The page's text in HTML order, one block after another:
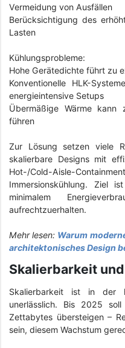
Vermeidung von Ausfällen
Berücksichtigung des
Lasten
Kühlungsprobleme:
Hohe Gerätedichte führt zu
Konventionelle HLK-
energieintensive Setups
Übermäßige Wärme kann
führen
Zur Lösung setzen viele
skalierbare Designs mit
Hot-/Cold-Aisle-
Immersionskühlung. Ziel
minimalem
aufrechtzuerhalten.
Mehr lesen: Warum
architektonisches Design
Skalierbarkeit
Skalierbarkeit ist in der
unerlässlich. Bis 2025
Zettabytes übersteigen –
sein, diesem Wachstum